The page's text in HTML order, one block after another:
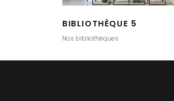
BIBLIOTHÈQUE 5
Nos bibliothèques